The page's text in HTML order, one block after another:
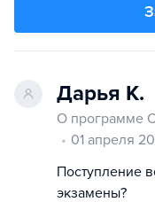
Дарья К.
О программе
01 апреля
Поступление
экзамены?